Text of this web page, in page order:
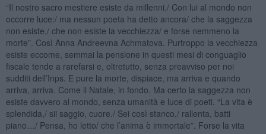
“Il nostro sacro mestiere esiste da millenni./ Con lui al mondo non
occorre luce:/ ma nessun poeta ha detto ancora/ che la saggezza
non esiste,/ che non esiste la vecchiezza/ e forse nemmeno la
morte”. Così Anna Andreevna Achmatova. Purtroppo la vecchiezza
esiste eccome, semmai la pensione in questi mesi di conguaglio
fiscale tende a rarefarsi e, oltretutto, senza preavviso per noi
sudditi dell’Inps. E pure la morte, dispiace, ma arriva e quando
arriva, arriva. Come il Natale, in fondo. Ma certo la saggezza non
esiste davvero al mondo, senza umanità e luce di poeti. “La vita è
splendida,/ sii saggio, cuore./ Sei così stanco,/ rallenta, batti
piano…/ Pensa, ho letto/ che l’anima è immortale”. Forse la vita